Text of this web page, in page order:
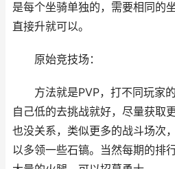
是每个坐骑单独的，需要相同的
直接升就可以。
原始竞技场：
方法就是PVP，打不同玩家
自己低的去挑战就好，尽量获取
也没关系，类似更多的战斗场次
以多领一些石镐。当然每期的排